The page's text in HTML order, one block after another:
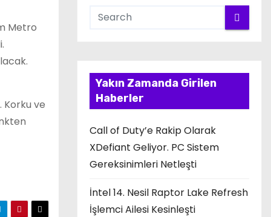
Metro
Korku ve
Yakın Zamanda Girilen
Haberler
Call of Duty’e Rakip Olarak
XDefiant Geliyor. PC Sistem
Gereksinimleri Netleşti
İntel 14. Nesil Raptor Lake Refresh
İşlemci Ailesi Kesinleşti